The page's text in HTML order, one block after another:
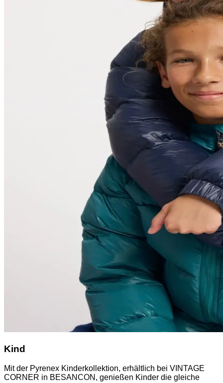
Kind
Mit der Pyrenex Kinderkollektion, erhältlich bei VINTAGE
CORNER in BESANCON, genießen Kinder die gleiche